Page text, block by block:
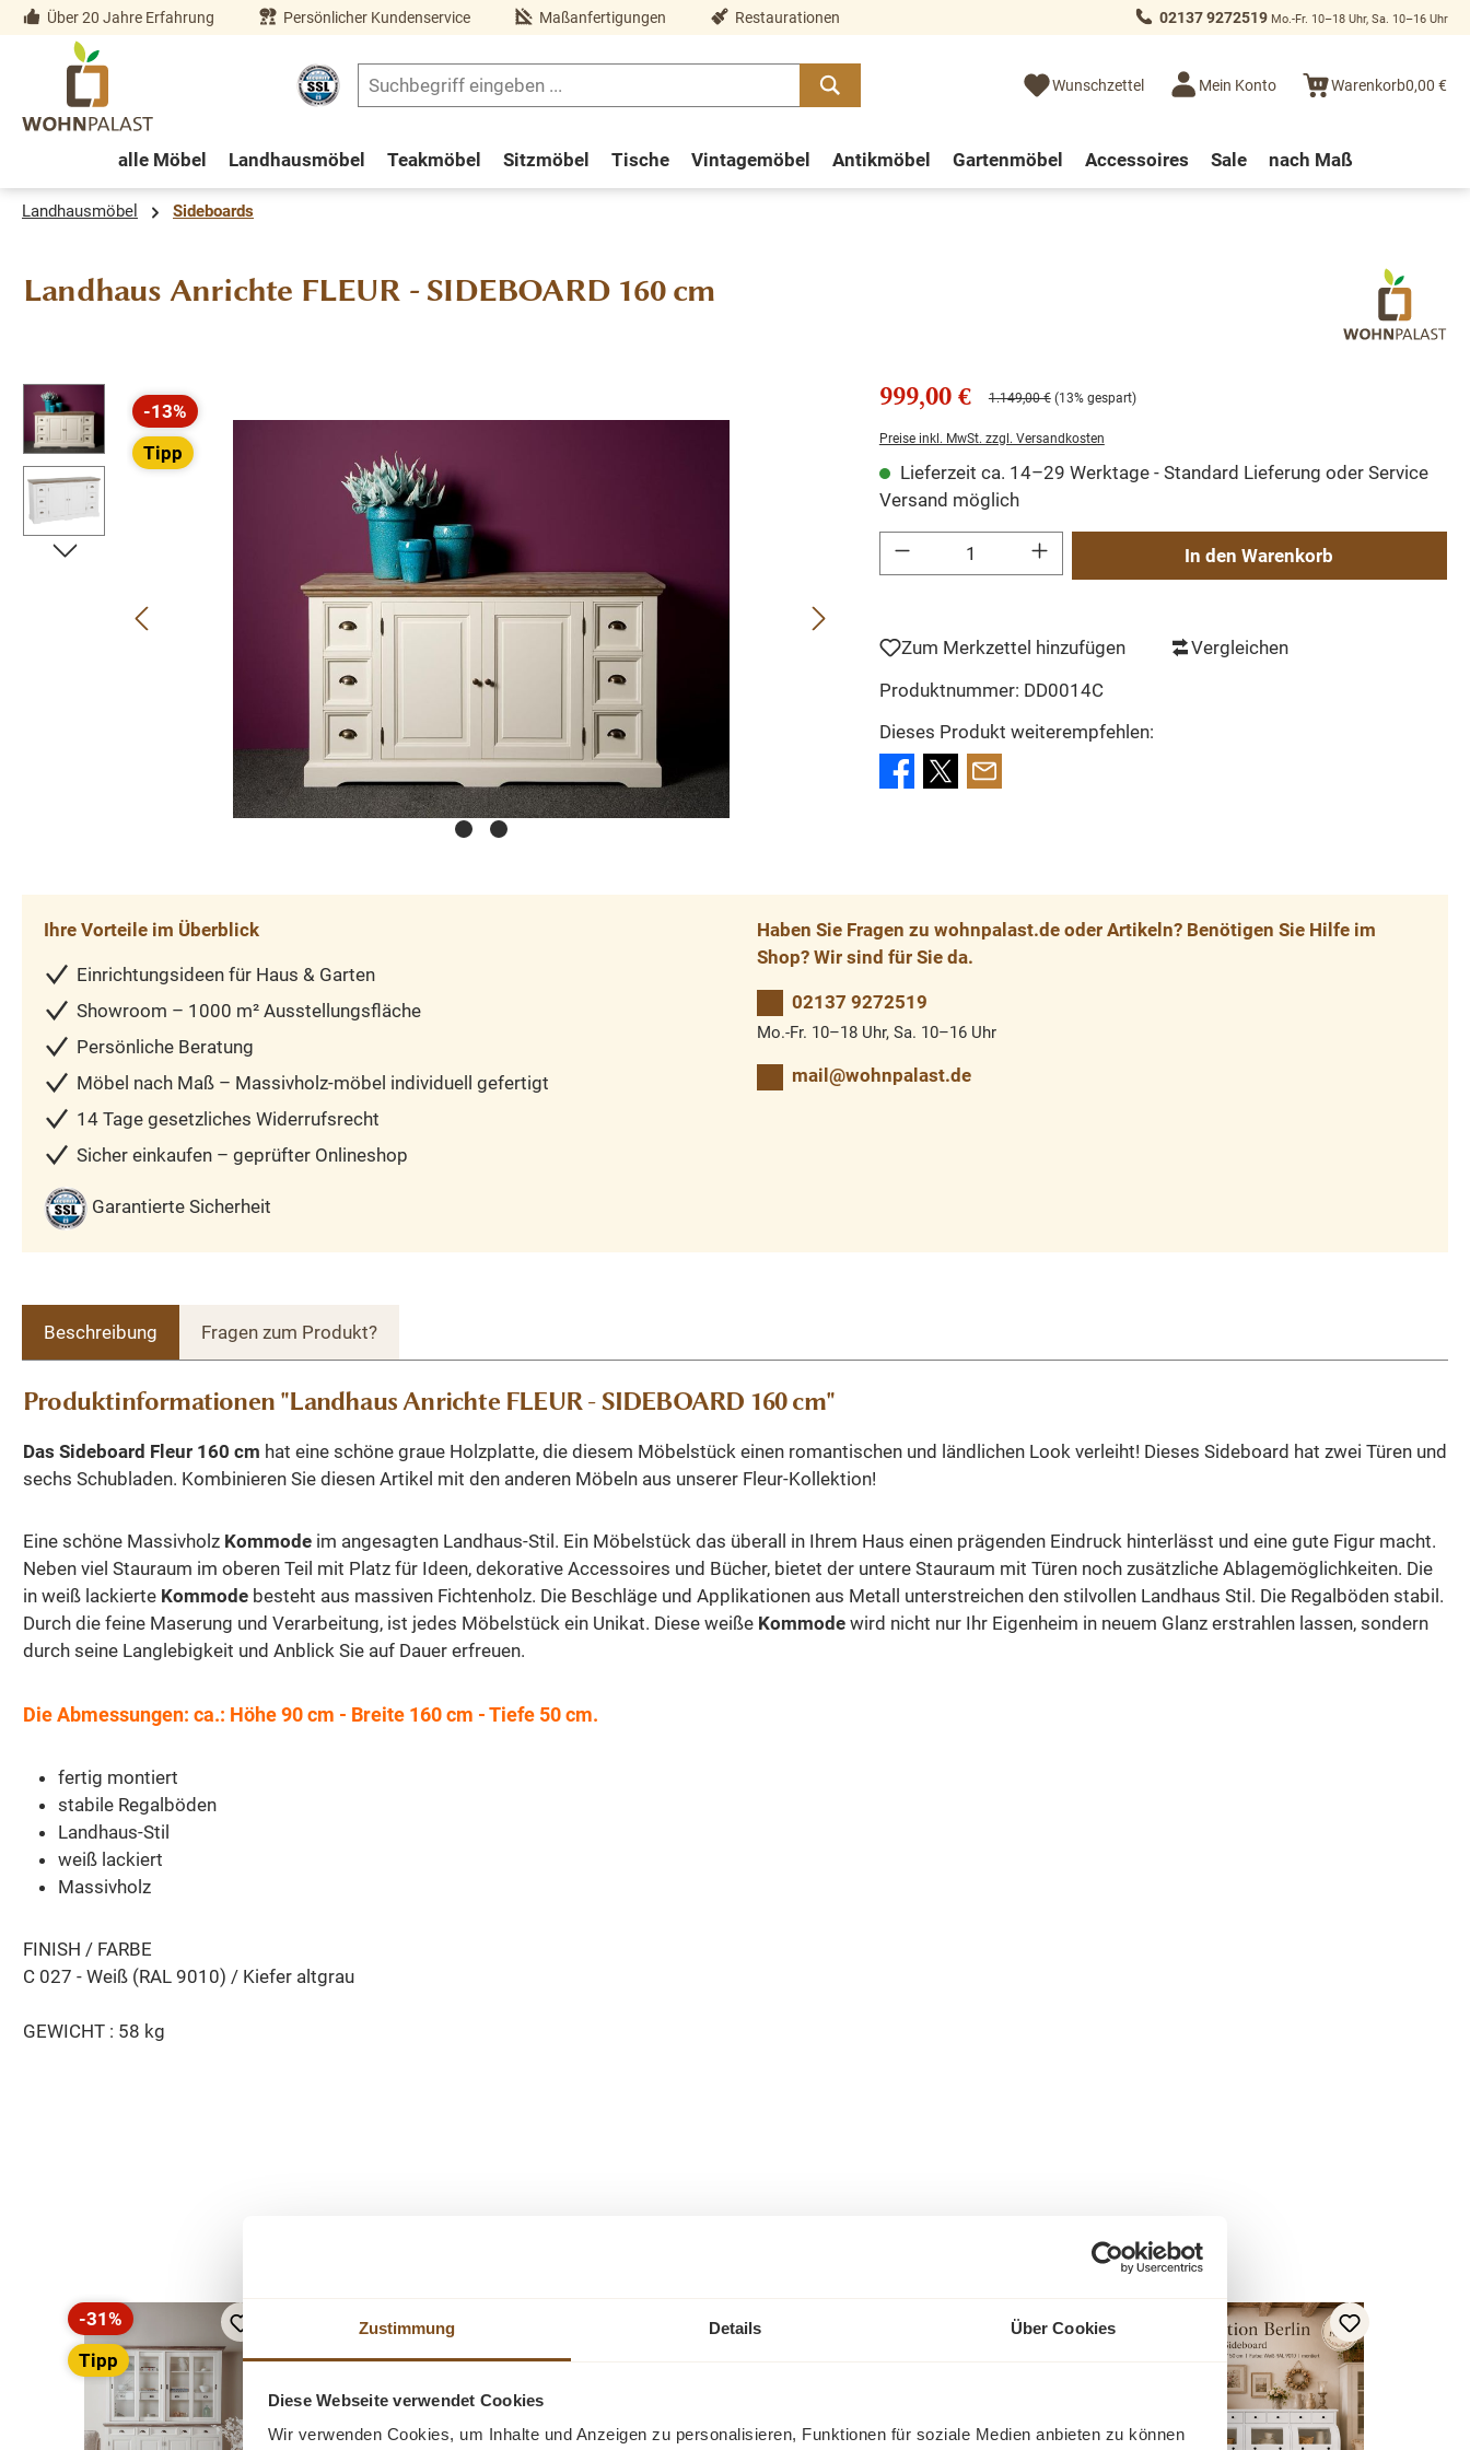
Zustimmung Details Über Cookies
Diese Webseite verwendet Cookies
Wir verwenden Cookies, um Inhalte und Anzeigen zu personalisieren, Funktionen für soziale Medien anbieten zu können
Zur Hauptnavigation springen
Über 20 Jahre Erfahrung Persönlicher Kundenservice Maßanfertigungen Restaurationen 02137 9272519 Mo.-Fr. 10–18 Uhr, Sa. 10–16 Uhr
Wunschzettel Mein Konto Warenkorb0,00 €
alle Möbel Landhausmöbel Teakmöbel Sitzmöbel Tische Vintagemöbel Antikmöbel Gartenmöbel Accessoires Sale nach Maß
Landhausmöbel Sideboards
Landhaus Anrichte FLEUR - SIDEBOARD 160 cm
Bildergalerie überspringen
-13%
Rabatt
Tipp
999,00 € 1.149,00 € (13% gespart)
Preise inkl. MwSt. zzgl. Versandkosten
Lieferzeit ca. 14–29 Werktage - Standard Lieferung oder Service
Versand möglich
Produkt Anzahl: Gib den gewünschten Wert ein oder benutze die Schaltflächen um die Anzahl zu
In den Warenkorb
Zum Merkzettel hinzufügen
Vergleichen
Produktnummer: DD0014C
Dieses Produkt weiterempfehlen:
Ihre Vorteile im Überblick
Einrichtungsideen für Haus & Garten
Showroom – 1000 m² Ausstellungsfläche
Persönliche Beratung
Möbel nach Maß – Massivholz-möbel individuell gefertigt
14 Tage gesetzliches Widerrufsrecht
Sicher einkaufen – geprüfter Onlineshop
Garantierte Sicherheit
Haben Sie Fragen zu wohnpalast.de oder Artikeln? Benötigen Sie Hilfe im
Shop? Wir sind für Sie da.
02137 9272519
Mo.-Fr. 10–18 Uhr, Sa. 10–16 Uhr
mail@wohnpalast.de
Beschreibung Fragen zum Produkt?
Produktinformationen "Landhaus Anrichte FLEUR - SIDEBOARD 160 cm"
Das Sideboard Fleur 160 cm hat eine schöne graue Holzplatte, die diesem Möbelstück einen romantischen und ländlichen Look verleiht! Dieses Sideboard hat zwei Türen und
sechs Schubladen. Kombinieren Sie diesen Artikel mit den anderen Möbeln aus unserer Fleur-Kollektion!
Eine schöne Massivholz Kommode im angesagten Landhaus-Stil. Ein Möbelstück das überall in Ihrem Haus einen prägenden Eindruck hinterlässt und eine gute Figur macht.
Neben viel Stauraum im oberen Teil mit Platz für Ideen, dekorative Accessoires und Bücher, bietet der untere Stauraum mit Türen noch zusätzliche Ablagemöglichkeiten. Die
in weiß lackierte Kommode besteht aus massiven Fichtenholz. Die Beschläge und Applikationen aus Metall unterstreichen den stilvollen Landhaus Stil. Die Regalböden stabil.
Durch die feine Maserung und Verarbeitung, ist jedes Möbelstück ein Unikat. Diese weiße Kommode wird nicht nur Ihr Eigenheim in neuem Glanz erstrahlen lassen, sondern
durch seine Langlebigkeit und Anblick Sie auf Dauer erfreuen.
Die Abmessungen: ca.: Höhe 90 cm - Breite 160 cm - Tiefe 50 cm.
fertig montiert
stabile Regalböden
Landhaus-Stil
weiß lackiert
Massivholz
FINISH / FARBE
C 027 - Weiß (RAL 9010) / Kiefer altgrau
GEWICHT : 58 kg
Rabatt
-31%
Tipp
Rabatt
-19%
Tipp